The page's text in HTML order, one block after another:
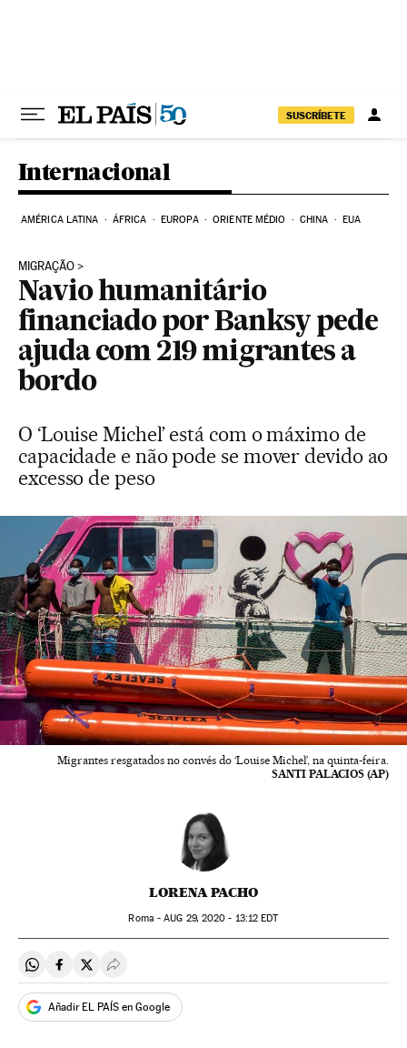
SUSCRÍBETE
Internacional
AMÉRICA LATINA ÁFRICA EUROPA ORIENTE MÉDIO CHINA EUA
MIGRAÇÃO
Navio humanitário
financiado por Banksy pede
ajuda com 219 migrantes a
bordo
O ‘Louise Michel’ está com o máximo de
capacidade e não pode se mover devido ao
excesso de peso
Migrantes resgatados no convés do ‘Louise Michel’, na quinta-feira.
SANTI PALACIOS (AP)
LORENA PACHO
Roma -AUG 29, 2020 - 13:12 EDT
Compartir en Whatsapp
Compartir en Facebook
Compartir en Twitter
Desplegar Redes Sociales
Añadir EL PAÍS en Google